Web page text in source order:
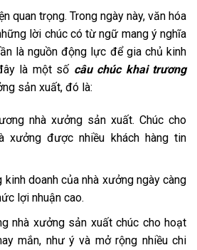
quan trọng. Trong ngày này, văn hóa
lời chúc có từ ngữ mang ý nghĩa
là nguồn động lực để gia chủ kinh
là một số câu chúc khai trương
sản xuất, đó là:
nhà xưởng sản xuất. Chúc cho
xưởng được nhiều khách hàng tin
kinh doanh của nhà xưởng ngày càng
lợi nhuận cao.
nhà xưởng sản xuất chúc cho hoạt
mắn, như ý và mở rộng nhiều chi